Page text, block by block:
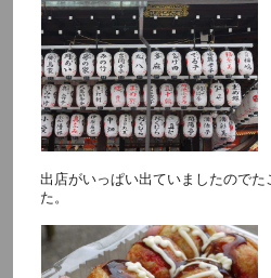
出店がいっぱい出ていましたのでた
た。